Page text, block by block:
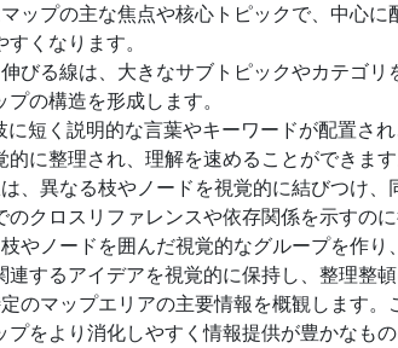
ップの主な焦点や核心トピックで、中心
くなります。
びる線は、大きなサブトピックやカテゴ
の構造を形成します。
に短く説明的な言葉やキーワードが配置さ
に整理され、理解を速めることができます
、異なる枝やノードを視覚的に結びつけ
クロスリファレンスや依存関係を示すのに
やノードを囲んだ視覚的なグループを作
連するアイデアを視覚的に保持し、整理整頓
のマップエリアの主要情報を概観します
をより消化しやすく情報提供が豊かなもの